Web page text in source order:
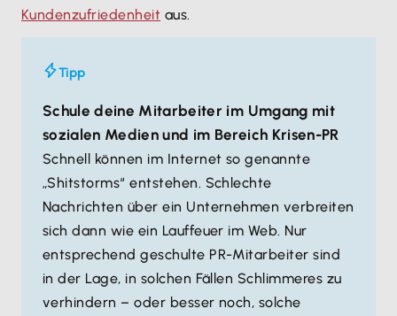
Kundenzufriedenheit aus.
Tipp
Schule deine Mitarbeiter im Umgang mit
sozialen Medien und im Bereich Krisen-PR
Schnell können im Internet so genannte
„Shitstorms“ entstehen. Schlechte
Nachrichten über ein Unternehmen verbreiten
sich dann wie ein Lauffeuer im Web. Nur
entsprechend geschulte PR-Mitarbeiter sind
in der Lage, in solchen Fällen Schlimmeres zu
verhindern – oder besser noch, solche